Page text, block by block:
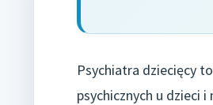
Psychiatra dziecięcy
psychicznych u dzieci